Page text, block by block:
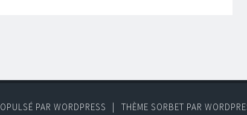
PAR WORDPRESS | THÈME SORBET PAR